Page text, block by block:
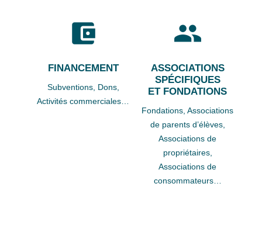
account_balance_wallet
FINANCEMENT
Subventions, Dons,
Activités commerciales…
group
ASSOCIATIONS
SPÉCIFIQUES
ET FONDATIONS
Fondations,Associations
de parents d’élèves,
Associations de
propriétaires,
Associations de
consommateurs…